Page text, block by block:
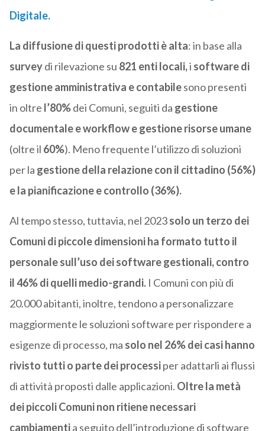
Digitale.
La diffusione di questi prodotti è alta: in base alla
surveydi rilevazione su 821 enti locali,i software di
gestione amministrativa e contabilesono presenti
in oltre l’80%dei Comuni, seguiti da gestione
documentale e workflow e gestionerisorse umane
(oltre il 60%). Meno frequente l’utilizzo di soluzioni
per la gestione della relazione con il cittadino (56%)
e la pianificazione e controllo (36%).
Al tempo stesso, tuttavia, nel 2023solo un terzo dei
Comuni di piccole dimensioni ha formato tutto il
personale sull’uso dei software gestionali, contro
il 46% di quelli medio-grandi.I Comuni con più di
20.000 abitanti, inoltre, tendono a personalizzare
maggiormente le soluzioni software per rispondere a
esigenze di processo, ma solo nel 26% dei casi hanno
rivisto tutti o parte dei processiper adattarli ai flussi
di attività proposti dalle applicazioni. Oltre la metà
dei piccoli Comuni non ritiene necessari
cambiamentia seguito dell’introduzione di software